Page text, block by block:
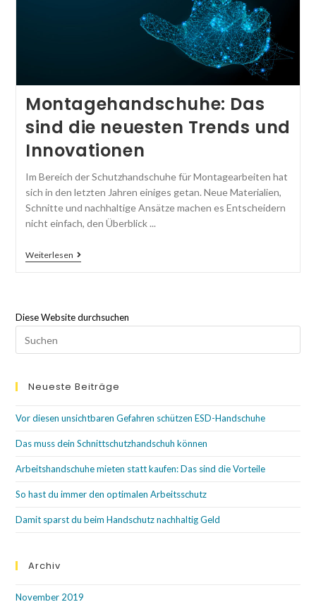
Montagehandschuhe: Das
sind die neuesten Trends und
Innovationen
Im Bereich der Schutzhandschuhe für Montagearbeiten hat
sich in den letzten Jahren einiges getan. Neue Materialien,
Schnitte und nachhaltige Ansätze machen es Entscheidern
nicht einfach, den Überblick ...
Weiterlesen
Diese Website durchsuchen
Neueste Beiträge
Vor diesen unsichtbaren Gefahren schützen ESD-Handschuhe
Das muss dein Schnittschutzhandschuh können
Arbeitshandschuhe mieten statt kaufen: Das sind die Vorteile
So hast du immer den optimalen Arbeitsschutz
Damit sparst du beim Handschutz nachhaltig Geld
Archiv
November 2019